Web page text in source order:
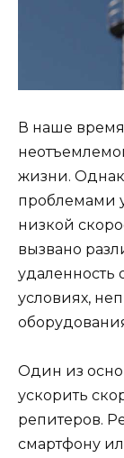
В наше время
жизни.
проблемами
низкой
вызвано
удаленность
условиях,
Один из
ускорить
репитеров.
смартфону